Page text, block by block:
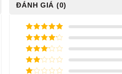
ĐÁNH GIÁ (0)
5/ 5 điểm
4/ 5
điểm
3/ 5
điểm
2/